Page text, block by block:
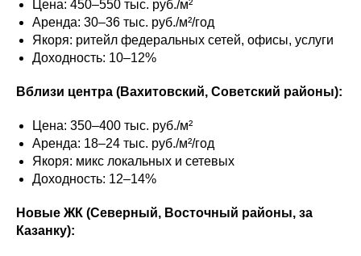
Цена: 450–550 тыс. руб./м²
Аренда: 30–36 тыс. руб./м²/год
Якоря: ритейл федеральных сетей, офисы, услуги
Доходность: 10–12%
Вблизи центра (Вахитовский, Советский районы):
Цена: 350–400 тыс. руб./м²
Аренда: 18–24 тыс. руб./м²/год
Якоря: микс локальных и сетевых
Доходность: 12–14%
Новые ЖК (Северный, Восточный районы, за
Казанку):